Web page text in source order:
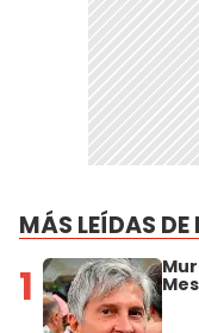
MÁS LEÍDAS DE
1